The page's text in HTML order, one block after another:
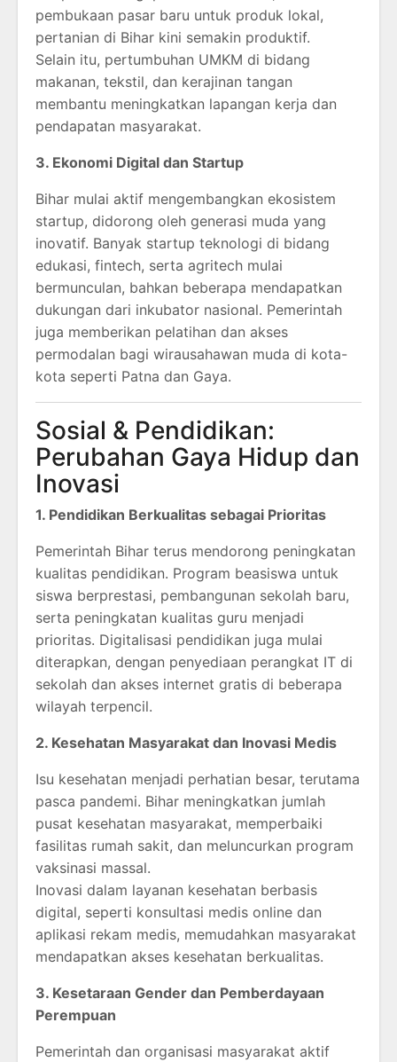
pembukaan pasar baru untuk produk lokal,
pertanian di Bihar kini semakin produktif.
Selain itu, pertumbuhan UMKM di bidang
makanan, tekstil, dan kerajinan tangan
membantu meningkatkan lapangan kerja dan
pendapatan masyarakat.
3. Ekonomi Digital dan Startup
Bihar mulai aktif mengembangkan ekosistem
startup, didorong oleh generasi muda yang
inovatif. Banyak startup teknologi di bidang
edukasi, fintech, serta agritech mulai
bermunculan, bahkan beberapa mendapatkan
dukungan dari inkubator nasional. Pemerintah
juga memberikan pelatihan dan akses
permodalan bagi wirausahawan muda di kota-
kota seperti Patna dan Gaya.
Sosial & Pendidikan:
Perubahan Gaya Hidup dan
Inovasi
1. Pendidikan Berkualitas sebagai Prioritas
Pemerintah Bihar terus mendorong peningkatan
kualitas pendidikan. Program beasiswa untuk
siswa berprestasi, pembangunan sekolah baru,
serta peningkatan kualitas guru menjadi
prioritas. Digitalisasi pendidikan juga mulai
diterapkan, dengan penyediaan perangkat IT di
sekolah dan akses internet gratis di beberapa
wilayah terpencil.
2. Kesehatan Masyarakat dan Inovasi Medis
Isu kesehatan menjadi perhatian besar, terutama
pasca pandemi. Bihar meningkatkan jumlah
pusat kesehatan masyarakat, memperbaiki
fasilitas rumah sakit, dan meluncurkan program
vaksinasi massal.
Inovasi dalam layanan kesehatan berbasis
digital, seperti konsultasi medis online dan
aplikasi rekam medis, memudahkan masyarakat
mendapatkan akses kesehatan berkualitas.
3. Kesetaraan Gender dan Pemberdayaan
Perempuan
Pemerintah dan organisasi masyarakat aktif